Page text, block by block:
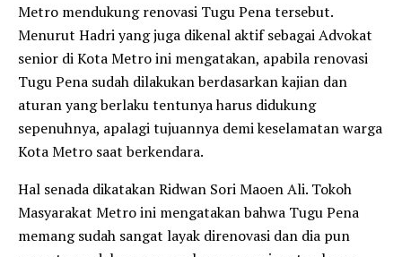
Metro mendukung renovasi Tugu Pena tersebut.
Menurut Hadri yang juga dikenal aktif sebagai Advokat
senior di Kota Metro ini mengatakan, apabila renovasi
Tugu Pena sudah dilakukan berdasarkan kajian dan
aturan yang berlaku tentunya harus didukung
sepenuhnya, apalagi tujuannya demi keselamatan warga
Kota Metro saat berkendara.
Hal senada dikatakan Ridwan Sori Maoen Ali. Tokoh
Masyarakat Metro ini mengatakan bahwa Tugu Pena
memang sudah sangat layak direnovasi dan dia pun